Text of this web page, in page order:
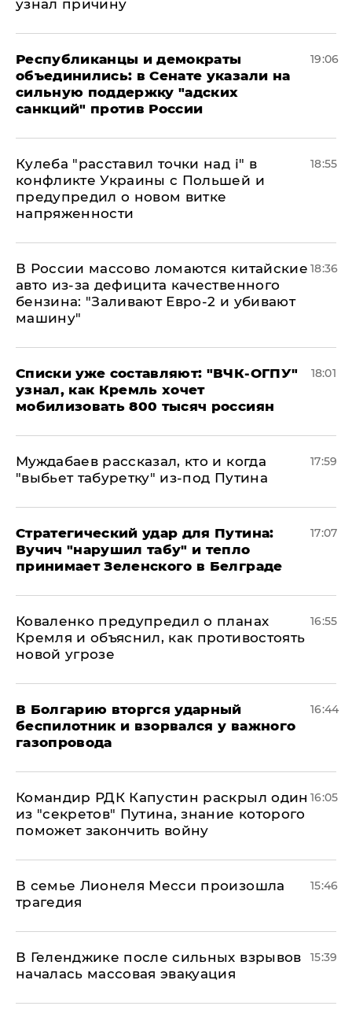
узнал причину
Республиканцы и демократы
объединились: в Сенате указали на
сильную поддержку "адских
санкций" против России
19:06
Кулеба "расставил точки над і" в
конфликте Украины с Польшей и
предупредил о новом витке
напряженности
18:55
В России массово ломаются китайские
авто из-за дефицита качественного
бензина: "Заливают Евро-2 и убивают
машину"
18:36
Списки уже составляют: "ВЧК-ОГПУ"
узнал, как Кремль хочет
мобилизовать 800 тысяч россиян
18:01
Муждабаев рассказал, кто и когда
"выбьет табуретку" из-под Путина
17:59
Стратегический удар для Путина:
Вучич "нарушил табу" и тепло
принимает Зеленского в Белграде
17:07
Коваленко предупредил о планах
Кремля и объяснил, как противостоять
новой угрозе
16:55
В Болгарию вторгся ударный
беспилотник и взорвался у важного
газопровода
16:44
Командир РДК Капустин раскрыл один
из "секретов" Путина, знание которого
поможет закончить войну
16:05
В семье Лионеля Месси произошла
трагедия
15:46
В Геленджике после сильных взрывов
началась массовая эвакуация
15:39